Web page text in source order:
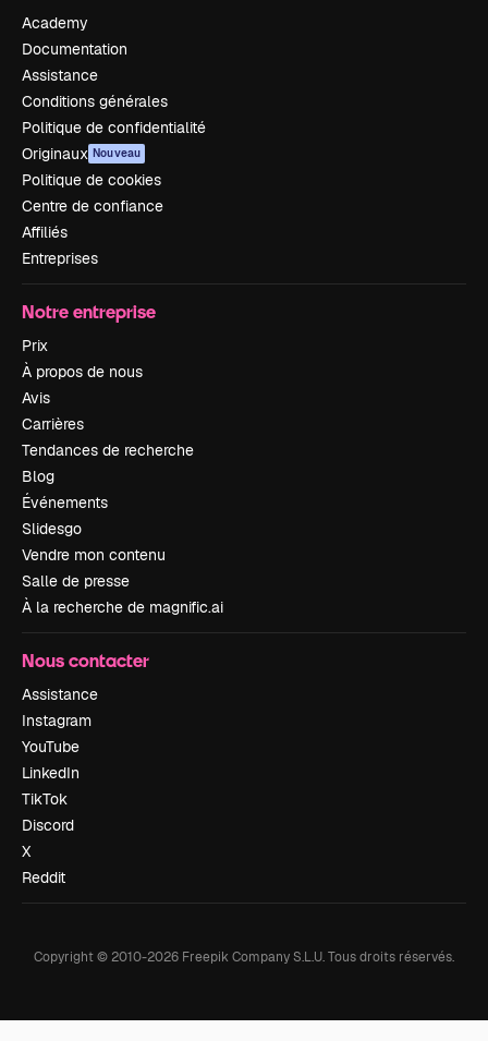
Academy
Documentation
Assistance
Conditions générales
Politique de confidentialité
Originaux Nouveau
Politique de cookies
Centre de confiance
Affiliés
Entreprises
Notre entreprise
Prix
À propos de nous
Avis
Carrières
Tendances de recherche
Blog
Événements
Slidesgo
Vendre mon contenu
Salle de presse
À la recherche de magnific.ai
Nous contacter
Assistance
Instagram
YouTube
LinkedIn
TikTok
Discord
X
Reddit
Copyright © 2010-2026 Freepik Company S.L.U.Tous droits réservés.